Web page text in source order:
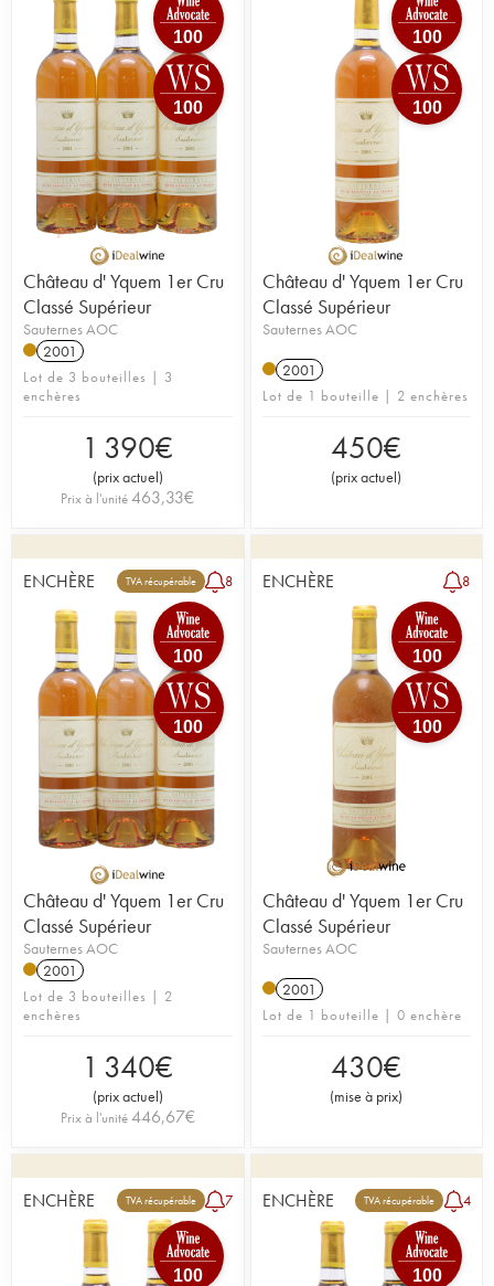
100
100
Château d' Yquem 1er Cru
Classé Supérieur
Sauternes AOC
2001
Lot de 3 bouteilles | 3
enchères
1 390€
(prix actuel)
Prix à l'unité463,33€
100
100
Château d' Yquem 1er Cru
Classé Supérieur
Sauternes AOC
2001
Lot de 1 bouteille | 2 enchères
450€
(prix actuel)
ENCHÈRE TVA récupérable 8
100
100
Château d' Yquem 1er Cru
Classé Supérieur
Sauternes AOC
2001
Lot de 3 bouteilles | 2
enchères
1 340€
(prix actuel)
Prix à l'unité446,67€
ENCHÈRE 8
100
100
Château d' Yquem 1er Cru
Classé Supérieur
Sauternes AOC
2001
Lot de 1 bouteille | 0 enchère
430€
(mise à prix)
ENCHÈRE TVA récupérable 7
100
ENCHÈRE TVA récupérable 4
100